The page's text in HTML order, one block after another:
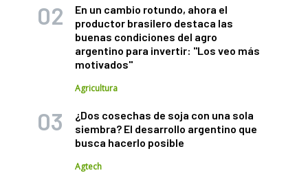
En un cambio rotundo, ahora el
productor brasilero destaca las
buenas condiciones del agro
argentino para invertir: "Los veo más
motivados"
Agricultura
¿Dos cosechas de soja con una sola
siembra? El desarrollo argentino que
busca hacerlo posible
Agtech